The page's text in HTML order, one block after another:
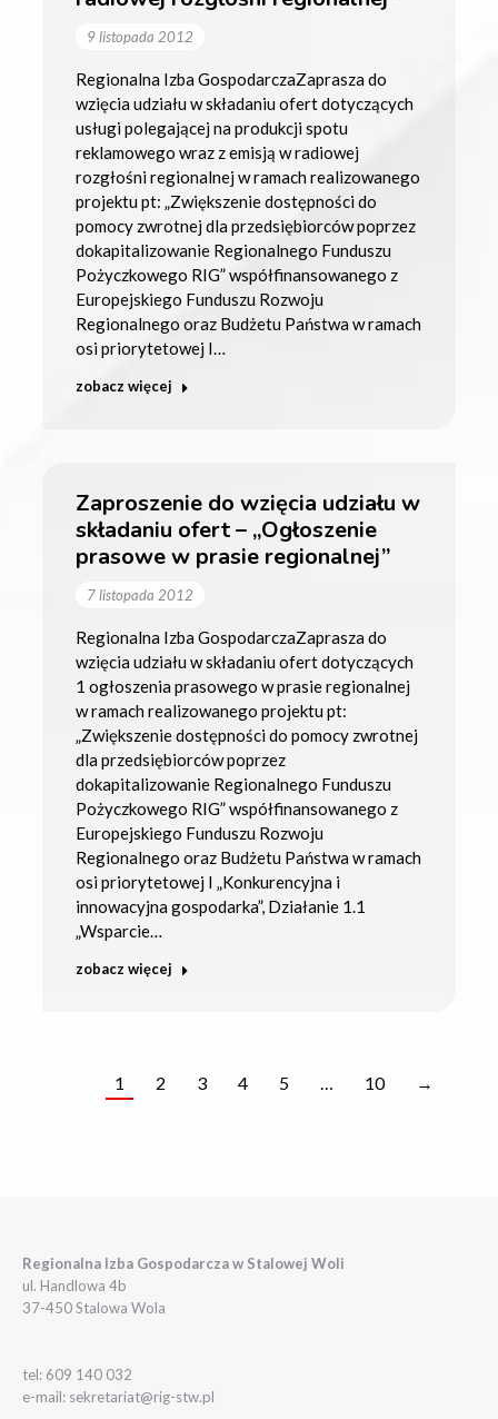
9 listopada 2012
Regionalna Izba GospodarczaZaprasza do
wzięcia udziału w składaniu ofert dotyczących
usługi polegającej na produkcji spotu
reklamowego wraz z emisją w radiowej
rozgłośni regionalnej w ramach realizowanego
projektu pt: „Zwiększenie dostępności do
pomocy zwrotnej dla przedsiębiorców poprzez
dokapitalizowanie Regionalnego Funduszu
Pożyczkowego RIG” współfinansowanego z
Europejskiego Funduszu Rozwoju
Regionalnego oraz Budżetu Państwa w ramach
osi priorytetowej I…
zobacz więcej
Zaproszenie do wzięcia udziału w
składaniu ofert – „Ogłoszenie
prasowe w prasie regionalnej”
7 listopada 2012
Regionalna Izba GospodarczaZaprasza do
wzięcia udziału w składaniu ofert dotyczących
1 ogłoszenia prasowego w prasie regionalnej
w ramach realizowanego projektu pt:
„Zwiększenie dostępności do pomocy zwrotnej
dla przedsiębiorców poprzez
dokapitalizowanie Regionalnego Funduszu
Pożyczkowego RIG” współfinansowanego z
Europejskiego Funduszu Rozwoju
Regionalnego oraz Budżetu Państwa w ramach
osi priorytetowej I „Konkurencyjna i
innowacyjna gospodarka”, Działanie 1.1
„Wsparcie…
zobacz więcej
1 2 3 4 5 10 →
Regionalna Izba Gospodarcza w Stalowej Woli
ul. Handlowa 4b
37-450 Stalowa Wola
tel: 609 140 032
e-mail: sekretariat@rig-stw.pl